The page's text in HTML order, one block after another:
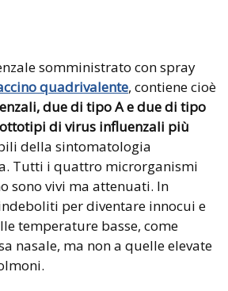
somministrato con spray
quadrivalente, contiene cioè
due di tipo A e due di tipo
di virus influenzali più
della sintomatologia
Tutti i quattro microrganismi
sono vivi ma attenuati. In
per diventare innocui e
temperature basse, come
nasale, ma non a quelle elevate